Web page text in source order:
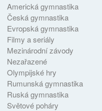
Americká gymnastika
Česká gymnastika
Evropská gymnastika
Filmy a seriály
Mezinárodní závody
Nezařazené
Olympijské hry
Rumunská gymnastika
Ruská gymnastika
Světové poháry